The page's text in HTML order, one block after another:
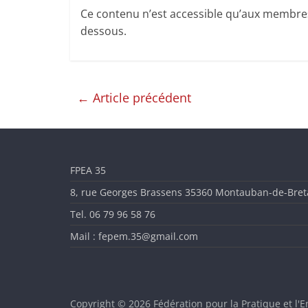
Artistique
Ille-
et-
Vilaine
Ce contenu n’est accessible qu’aux
dessous.
← Article précédent
FPEA 35
8, rue Georges Brassens 35360 Montauban-de-
Tel. 06 79 96 58 76
Mail : fepem.35@gmail.com
Copyright © 2026 Fédération pour la Pratique et